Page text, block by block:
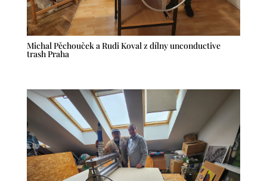
Michal Pěchouček a Rudi Koval z dílny unconductive
trash Praha